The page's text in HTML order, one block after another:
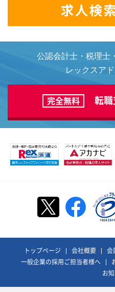
公認会計士・税理士
レックスア
完全無料 転
トップページ 会社概要
会
一般企業の採用ご担当者様へ
お